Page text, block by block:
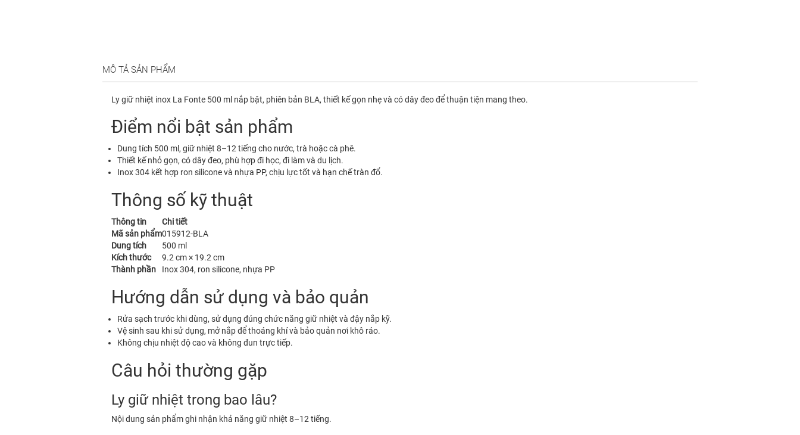
MÔ TẢ SẢN PHẨM
Ly giữ nhiệt inox La Fonte 500 ml nắp bật, phiên bản BLA, thiết kế gọn nhẹ và có dây đeo để thuận tiện mang theo.
Điểm nổi bật sản phẩm
Dung tích 500 ml, giữ nhiệt 8–12 tiếng cho nước, trà hoặc cà phê.
Thiết kế nhỏ gọn, có dây đeo, phù hợp đi học, đi làm và du lịch.
Inox 304 kết hợp ron silicone và nhựa PP, chịu lực tốt và hạn chế tràn đổ.
Thông số kỹ thuật
Thông tin
Chi tiết
Mã sản phẩm015912-BLA
Dung tích
500 ml
Kích thước
9.2 cm × 19.2 cm
Thành phần
Inox 304, ron silicone, nhựa PP
Hướng dẫn sử dụng và bảo quản
Rửa sạch trước khi dùng, sử dụng đúng chức năng giữ nhiệt và đậy nắp kỹ.
Vệ sinh sau khi sử dụng, mở nắp để thoáng khí và bảo quản nơi khô ráo.
Không chịu nhiệt độ cao và không đun trực tiếp.
Câu hỏi thường gặp
Ly giữ nhiệt trong bao lâu?
Nội dung sản phẩm ghi nhận khả năng giữ nhiệt 8–12 tiếng.